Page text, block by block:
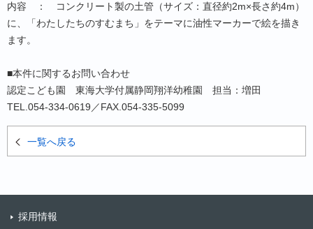
内容 ： コンクリート製の土管（サイズ：直径約2m×長さ約4m）
に、「わたしたちのすむまち」をテーマに油性マーカーで絵を描き
ます。
■本件に関するお問い合わせ
認定こども園 東海大学付属静岡翔洋幼稚園 担当：増田
TEL.054-334-0619／FAX.054-335-5099
一覧へ戻る
採用情報